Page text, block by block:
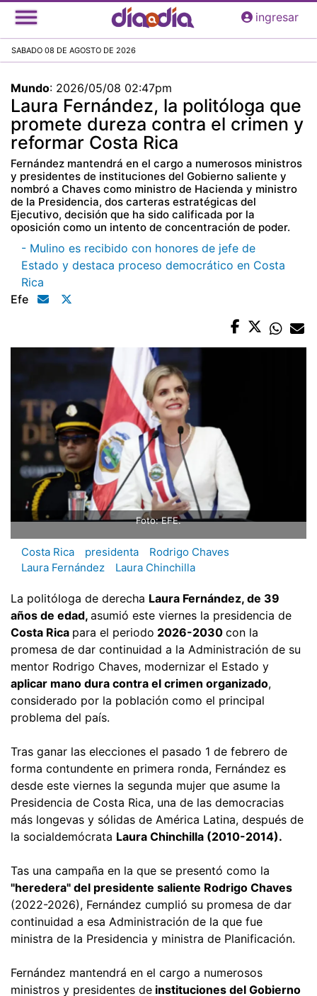
Pasar
al
principal
ingresar
SABADO 08 DE AGOSTO DE 2026
Mundo: 2026/05/08 02:47pm
Laura Fernández, la politóloga que
promete dureza contra el crimen y
reformar Costa Rica
Fernández mantendrá en el cargo a numerosos ministros
y presidentes de instituciones del Gobierno saliente y
nombró a Chaves como ministro de Hacienda y ministro
de la Presidencia, dos carteras estratégicas del
Ejecutivo, decisión que ha sido calificada por la
oposición como un intento de concentración de poder.
- Mulino es recibido con honores de jefe de
Estado y destaca proceso democrático en Costa
Rica
Efe
Foto: EFE.
Costa Rica presidenta
Rodrigo Chaves
Laura Fernández
Laura Chinchilla
La politóloga de derecha Laura Fernández, de 39
años de edad, asumió este viernes la presidencia de
Costa Rica para el periodo 2026-2030 con la
promesa de dar continuidad a la Administración de su
mentor Rodrigo Chaves, modernizar el Estado y
aplicar mano dura contra el crimen organizado,
considerado por la población como el principal
problema del país.
Tras ganar las elecciones el pasado 1 de febrero de
forma contundente en primera ronda, Fernández es
desde este viernes la segunda mujer que asume la
Presidencia de Costa Rica, una de las democracias
más longevas y sólidas de América Latina, después de
la socialdemócrata Laura Chinchilla (2010-2014).
Tas una campaña en la que se presentó como la
"heredera" del presidente saliente Rodrigo Chaves
(2022-2026), Fernández cumplió su promesa de dar
continuidad a esa Administración de la que fue
ministra de la Presidencia y ministra de Planificación.
Fernández mantendrá en el cargo a numerosos
ministros y presidentes de instituciones del Gobierno